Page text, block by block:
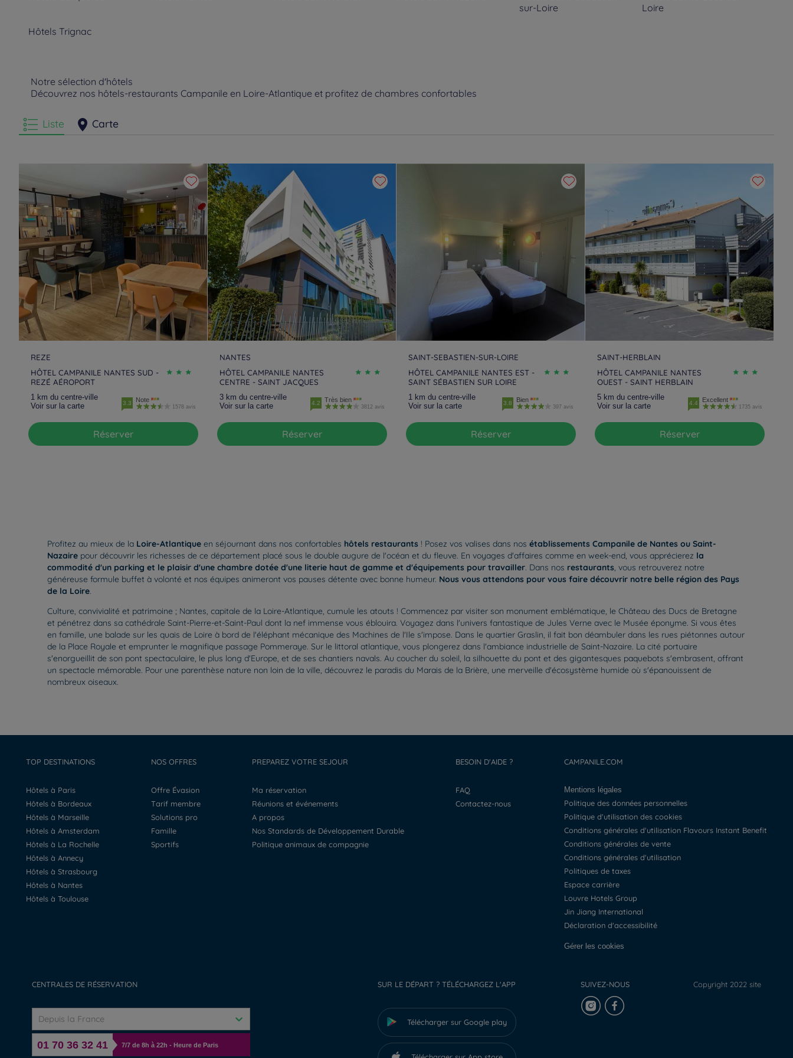
sur-Loire
Loire
Hôtels Trignac
Notre sélection d'hôtels
Découvrez nos hôtels-restaurants Campanile en Loire-Atlantique et profitez de chambres confortables
Liste Carte
REZE
HÔTEL CAMPANILE NANTES SUD -
REZÉ AÉROPORT
1 km du centre-ville
Voir sur la carte
3.3 Note
1578 avis
Réserver
NANTES
HÔTEL CAMPANILE NANTES
CENTRE - SAINT JACQUES
3 km du centre-ville
Voir sur la carte
4.2 Très bien
3812 avis
Réserver
SAINT-SEBASTIEN-SUR-LOIRE
HÔTEL CAMPANILE NANTES EST -
SAINT SÉBASTIEN SUR LOIRE
1 km du centre-ville
Voir sur la carte
3.8 Bien
397 avis
Réserver
SAINT-HERBLAIN
HÔTEL CAMPANILE NANTES
OUEST - SAINT HERBLAIN
5 km du centre-ville
Voir sur la carte
4.4 Excellent
1735 avis
Réserver
Profitez au mieux de la Loire-Atlantique en séjournant dans nos confortables hôtels restaurants ! Posez vos valises dans nos établissements Campanile de Nantes ou Saint-
Nazaire pour découvrir les richesses de ce département placé sous le double augure de l'océan et du fleuve. En voyages d'affaires comme en week-end, vous apprécierez la
commodité d'un parking et le plaisir d'une chambre dotée d'une literie haut de gamme et d'équipements pour travailler. Dans nos restaurants, vous retrouverez notre
généreuse formule buffet à volonté et nos équipes animeront vos pauses détente avec bonne humeur. Nous vous attendons pour vous faire découvrir notre belle région des Pays
de la Loire.
Culture, convivialité et patrimoine ; Nantes, capitale de la Loire-Atlantique, cumule les atouts ! Commencez par visiter son monument emblématique, le Château des Ducs de Bretagne
et pénétrez dans sa cathédrale Saint-Pierre-et-Saint-Paul dont la nef immense vous éblouira. Voyagez dans l'univers fantastique de Jules Verne avec le Musée éponyme. Si vous êtes
en famille, une balade sur les quais de Loire à bord de l'éléphant mécanique des Machines de l'Ile s'impose. Dans le quartier Graslin, il fait bon déambuler dans les rues piétonnes autour
de la Place Royale et emprunter le magnifique passage Pommeraye. Sur le littoral atlantique, vous plongerez dans l'ambiance industrielle de Saint-Nazaire. La cité portuaire
s'enorgueillit de son pont spectaculaire, le plus long d'Europe, et de ses chantiers navals. Au coucher du soleil, la silhouette du pont et des gigantesques paquebots s'embrasent, offrant
un spectacle mémorable. Pour une parenthèse nature non loin de la ville, découvrez le paradis du Marais de la Brière, une merveille d'écosystème humide où s'épanouissent de
nombreux oiseaux.
TOP DESTINATIONS
Hôtels à Paris
Hôtels à Bordeaux
Hôtels à Marseille
Hôtels à Amsterdam
Hôtels à La Rochelle
Hôtels à Annecy
Hôtels à Strasbourg
Hôtels à Nantes
Hôtels à Toulouse
NOS OFFRES
Offre Évasion
Tarif membre
Solutions pro
Famille
Sportifs
PREPAREZ VOTRE SEJOUR
Ma réservation
Réunions et événements
A propos
Nos Standards de Développement Durable
Politique animaux de compagnie
BESOIN D'AIDE ?
FAQ
Contactez-nous
CAMPANILE.COM
Mentions légales
Politique des données personnelles
Politique d'utilisation des cookies
Conditions générales d'utilisation Flavours Instant Benefit
Conditions générales de vente
Conditions générales d'utilisation
Politiques de taxes
Espace carrière
Louvre Hotels Group
Jin Jiang International
Déclaration d'accessibilité
Gérer les cookies
CENTRALES DE RÉSERVATION
Depuis la France
01 70 36 32 41 7/7 de 8h à 22h - Heure de Paris
SUR LE DÉPART ? TÉLÉCHARGEZ L'APP
Télécharger sur Google play
SUIVEZ-NOUS Copyright 2022 site